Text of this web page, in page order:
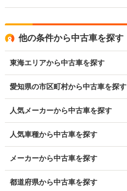
他の条件から中古車を探す
東海エリアから中古車を探す
愛知県の市区町村から中古車を探す
人気メーカーから中古車を探す
人気車種から中古車を探す
メーカーから中古車を探す
都道府県から中古車を探す